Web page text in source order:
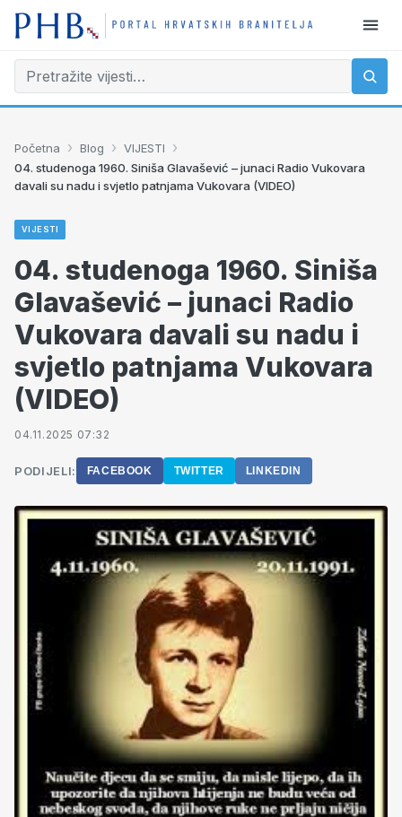
Početna › Blog › VIJESTI ›
04. studenoga 1960. Siniša Glavašević – junaci Radio Vukovara
davali su nadu i svjetlo patnjama Vukovara (VIDEO)
VIJESTI
04. studenoga 1960. Siniša
Glavašević – junaci Radio
Vukovara davali su nadu i
svjetlo patnjama Vukovara
(VIDEO)
04.11.2025 07:32
PODIJELI: FACEBOOK TWITTER LINKEDIN